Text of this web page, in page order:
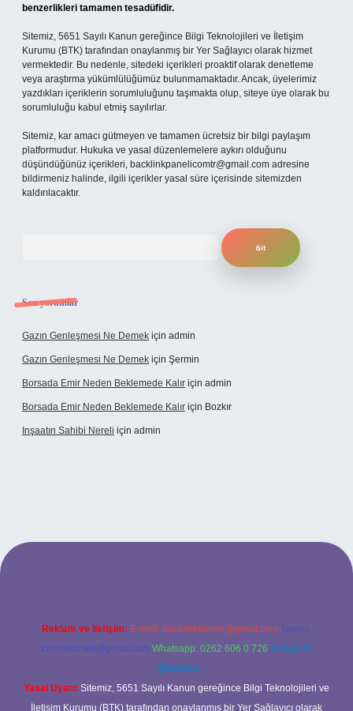
benzerlikleri tamamen tesadüfidir.
Sitemiz, 5651 Sayılı Kanun gereğince Bilgi Teknolojileri ve İletişim
Kurumu (BTK) tarafından onaylanmış bir Yer Sağlayıcı olarak hizmet
vermektedir. Bu nedenle, sitedeki içerikleri proaktif olarak denetleme
veya araştırma yükümlülüğümüz bulunmamaktadır. Ancak, üyelerimiz
yazdıkları içeriklerin sorumluluğunu taşımakta olup, siteye üye olarak bu
sorumluluğu kabul etmiş sayılırlar.
Sitemiz, kar amacı gütmeyen ve tamamen ücretsiz bir bilgi paylaşım
platformudur. Hukuka ve yasal düzenlemelere aykırı olduğunu
düşündüğünüz içerikleri, backlinkpanelicomtr@gmail.com adresine
bildirmeniz halinde, ilgili içerikler yasal süre içerisinde sitemizden
kaldırılacaktır.
Son yorumlar
Gazın Genleşmesi Ne Demek için admin
Gazın Genleşmesi Ne Demek için Şermin
Borsada Emir Neden Beklemede Kalır için admin
Borsada Emir Neden Beklemede Kalır için Bozkır
Inşaatın Sahibi Nereli için admin
Reklam ve İletişim: E-mail: backlinkpaneli@gmail.com Teams:
forumhizmeti@gmail.com Whatsapp: 0262 606 0 726 Telegram:
@karabul
Yasal Uyarı: Sitemiz, 5651 Sayılı Kanun gereğince Bilgi Teknolojileri ve
İletişim Kurumu (BTK) tarafından onaylanmış bir Yer Sağlayıcı olarak